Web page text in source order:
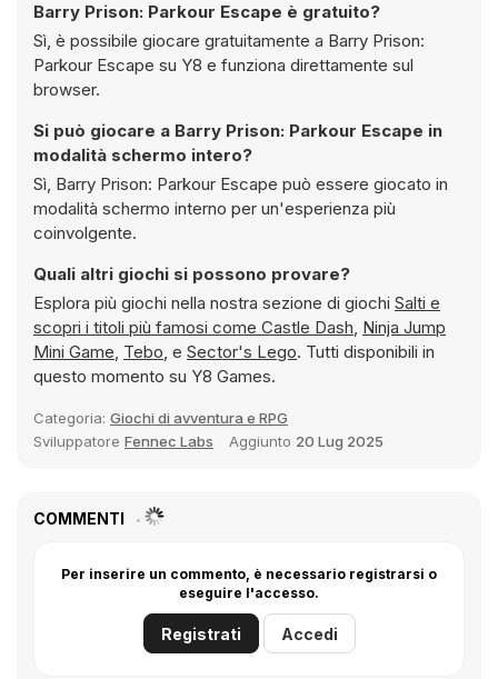
Barry Prison: Parkour Escape è gratuito?
Sì, è possibile giocare gratuitamente a Barry Prison:
Parkour Escape su Y8 e funziona direttamente sul
browser.
Si può giocare a Barry Prison: Parkour Escape in
modalità schermo intero?
Sì, Barry Prison: Parkour Escape può essere giocato in
modalità schermo interno per un'esperienza più
coinvolgente.
Quali altri giochi si possono provare?
Esplora più giochi nella nostra sezione di giochi Salti e
scopri i titoli più famosi come Castle Dash, Ninja Jump
Mini Game, Tebo, e Sector's Lego. Tutti disponibili in
questo momento su Y8 Games.
Categoria: Giochi di avventura e RPG
Sviluppatore Fennec Labs Aggiunto 20 Lug 2025
COMMENTI
Per inserire un commento, è necessario registrarsi o
eseguire l'accesso.
Registrati Accedi